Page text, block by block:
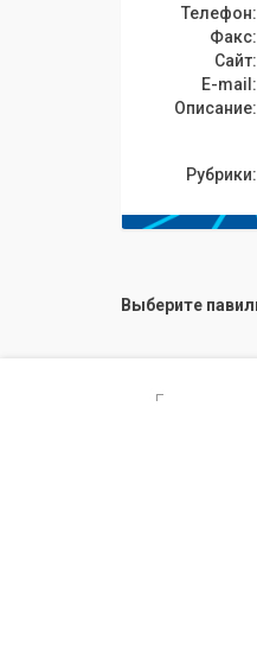
Телефон:
Факс:
Сайт:
E-mail:
Описание:
Рубрики:
Выберите